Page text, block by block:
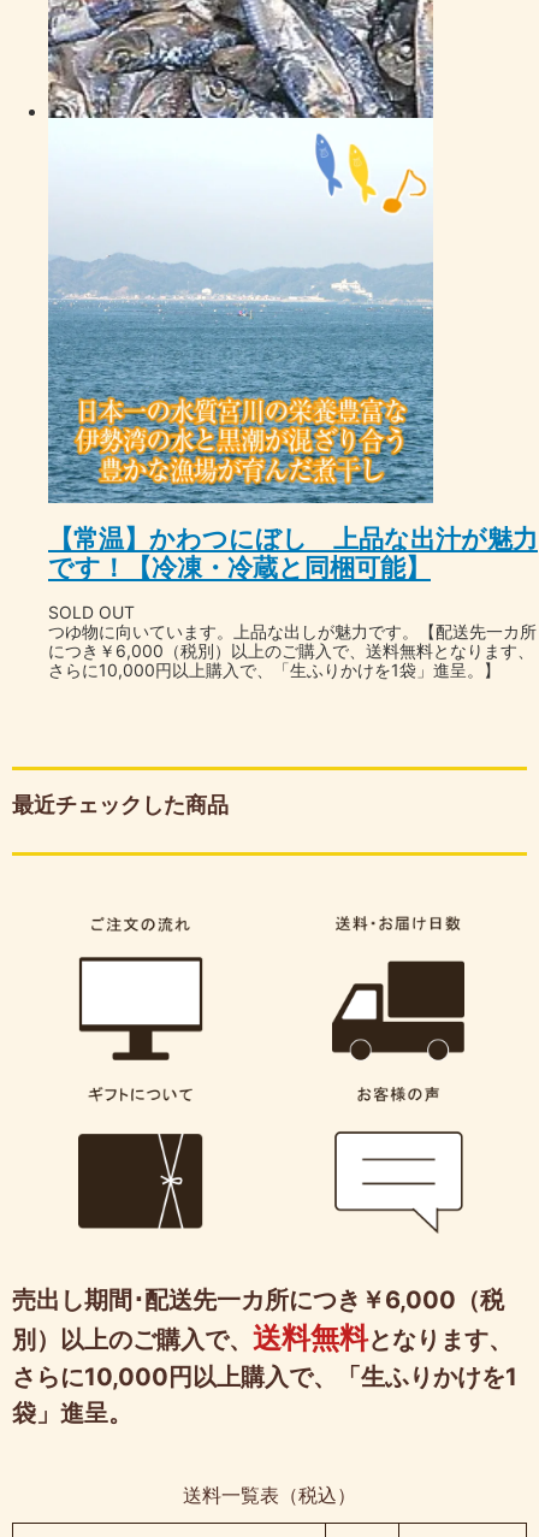
【常温】かわつにぼし 上品な出汁が魅力
です！【冷凍・冷蔵と同梱可能】
SOLD OUT
つゆ物に向いています。上品な出しが魅力です。【配送先一カ所
につき￥6,000（税別）以上のご購入で、送料無料となります、
さらに10,000円以上購入で、「生ふりかけを1袋」進呈。】
最近チェックした商品
売出し期間･配送先一カ所につき￥6,000（税
別）以上のご購入で、 送料無料となります、
さらに10,000円以上購入で、「生ふりかけを1
袋」進呈。
送料一覧表（税込）